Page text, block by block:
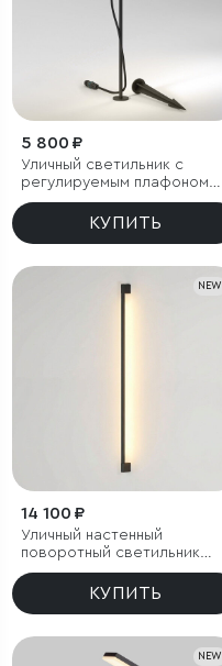
5 800 ₽
Уличный светильник с
регулируемым плафоном
Covert 3000K черный IP65
КУПИТЬ
NEW
14 100 ₽
Уличный настенный
поворотный светильник
Argos 3000K черный
КУПИТЬ
NEW